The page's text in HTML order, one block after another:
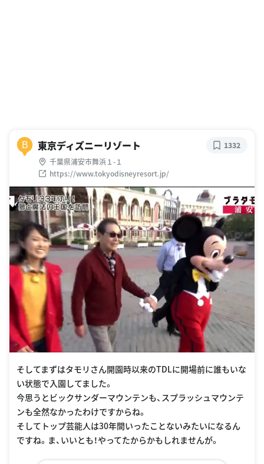
B 東京ディズニーリゾート
千葉県浦安市舞浜１-１
https://www.tokyodisneyresort.jp/
1332
そしてまずはタモリさん開園時以来のTDLに開場前に誰もいな
い状態で入園してました。
今思うとビックサンダーマウンテンも、スプラッシュマウンテ
ンも全然なかったわけですからね。
そしてトップ芸能人は30年間いったことないみたいになるん
ですね。ま、いいとも！やってたからかもしれませんが。